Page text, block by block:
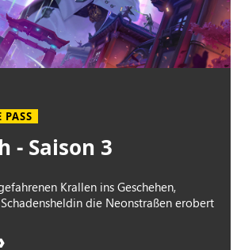
- Saison 3
Krallen ins Geschehen,
die Neonstraßen erobert